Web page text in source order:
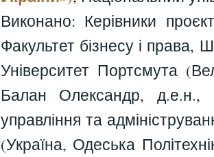
Виконано: Керівники
Факультет бізнесу і права,
Університет Портсмута
Балан Олександр, д.е.н.,
управління та
(Україна, Одеська